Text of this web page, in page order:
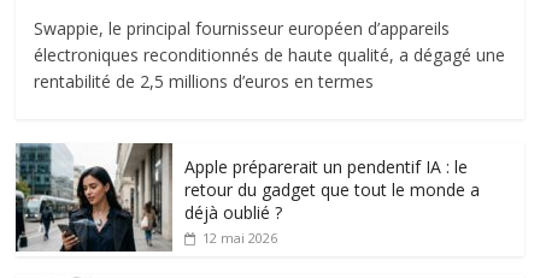
Swappie, le principal fournisseur européen d’appareils
électroniques reconditionnés de haute qualité, a dégagé une
rentabilité de 2,5 millions d’euros en termes
Apple préparerait un pendentif IA : le
retour du gadget que tout le monde a
déjà oublié ?
12 mai 2026